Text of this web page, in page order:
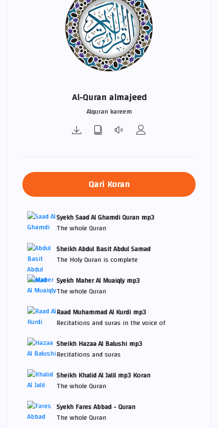
Al-Quran almajeed
Alquran kareem
Qari Koran
Syekh Saad Al Ghamdi Quran mp3
The whole Quran
Sheikh Abdul Basit Abdul Samad
The Holy Quran is complete
Syekh Maher Al Muaiqly mp3
The whole Quran
Raad Muhammad Al Kurdi mp3
Recitations and suras in the voice of
Sheikh Hazaa Al Balushi mp3
Recitations and suras
Sheikh Khalid Al Jalil mp3 Koran
The whole Quran
Syekh Fares Abbad - Quran
The whole Quran